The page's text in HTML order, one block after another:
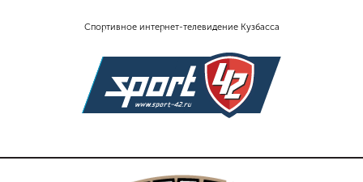
Спортивное интернет-телевидение Кузбасса